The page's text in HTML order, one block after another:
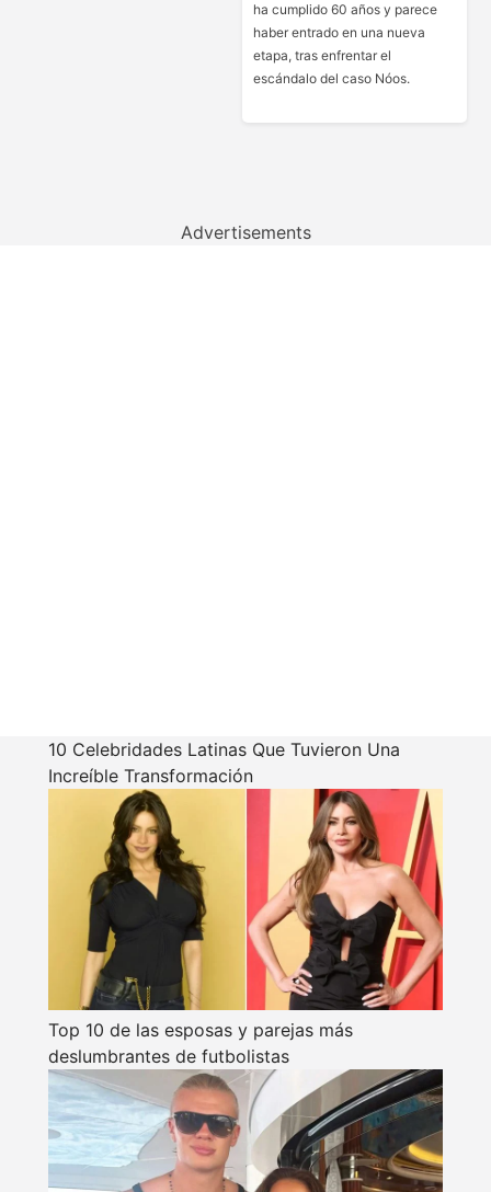
ha cumplido 60 años y parece
haber entrado en una nueva
etapa, tras enfrentar el
escándalo del caso Nóos.
Advertisements
10 Celebridades Latinas Que Tuvieron Una
Increíble Transformación
Top 10 de las esposas y parejas más
deslumbrantes de futbolistas